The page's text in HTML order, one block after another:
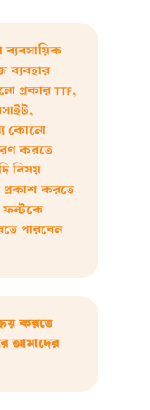
ব্যবসায়িক
ব্যবহার
প্রকার TTF,
কোনো
করতে
বিষয়
প্রকাশ করতে
ফন্টকে
পারবেন
করতে
আমাদের